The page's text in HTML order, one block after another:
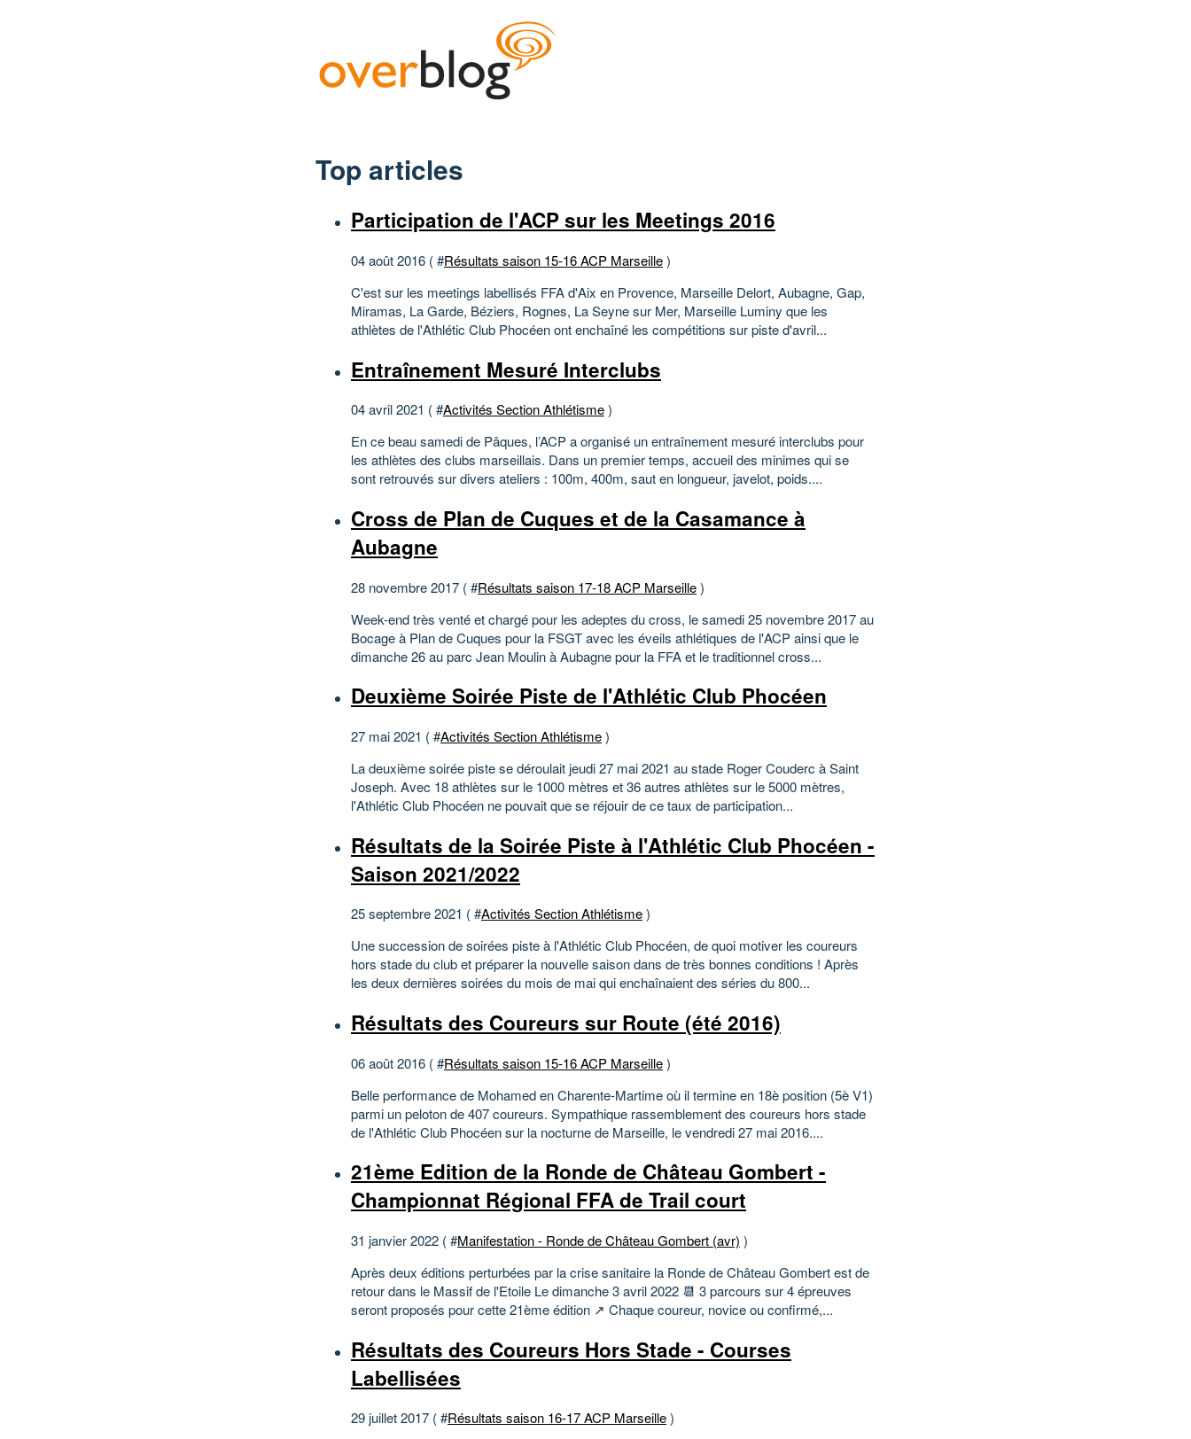
Top articles
Participation de l'ACP sur les Meetings 2016
04 août 2016 ( #Résultats saison 15-16 ACP Marseille)
C'est sur les meetings labellisés FFA d'Aix en Provence, Marseille Delort, Aubagne, Gap,
Miramas, La Garde, Béziers, Rognes, La Seyne sur Mer, Marseille Luminy que les
athlètes de l'Athlétic Club Phocéen ont enchaîné les compétitions sur piste d'avril...
Entraînement Mesuré Interclubs
04 avril 2021 ( #Activités Section Athlétisme)
En ce beau samedi de Pâques, l’ACP a organisé un entraînement mesuré interclubs pour
les athlètes des clubs marseillais. Dans un premier temps, accueil des minimes qui se
sont retrouvés sur divers ateliers : 100m, 400m, saut en longueur, javelot, poids....
Cross de Plan de Cuques et de la Casamance à
Aubagne
28 novembre 2017 ( #Résultats saison 17-18 ACP Marseille)
Week-end très venté et chargé pour les adeptes du cross, le samedi 25 novembre 2017 au
Bocage à Plan de Cuques pour la FSGT avec les éveils athlétiques de l'ACP ainsi que le
dimanche 26 au parc Jean Moulin à Aubagne pour la FFA et le traditionnel cross...
Deuxième Soirée Piste de l'Athlétic Club Phocéen
27 mai 2021 ( #Activités Section Athlétisme)
La deuxième soirée piste se déroulait jeudi 27 mai 2021 au stade Roger Couderc à Saint
Joseph. Avec 18 athlètes sur le 1000 mètres et 36 autres athlètes sur le 5000 mètres,
l'Athlétic Club Phocéen ne pouvait que se réjouir de ce taux de participation...
Résultats de la Soirée Piste à l'Athlétic Club Phocéen -
Saison 2021/2022
25 septembre 2021 ( #Activités Section Athlétisme)
Une succession de soirées piste à l'Athlétic Club Phocéen, de quoi motiver les coureurs
hors stade du club et préparer la nouvelle saison dans de très bonnes conditions ! Après
les deux dernières soirées du mois de mai qui enchaînaient des séries du 800...
Résultats des Coureurs sur Route (été 2016)
06 août 2016 ( #Résultats saison 15-16 ACP Marseille)
Belle performance de Mohamed en Charente-Martime où il termine en 18è position (5è V1)
parmi un peloton de 407 coureurs. Sympathique rassemblement des coureurs hors stade
de l'Athlétic Club Phocéen sur la nocturne de Marseille, le vendredi 27 mai 2016....
21ème Edition de la Ronde de Château Gombert -
Championnat Régional FFA de Trail court
31 janvier 2022 ( #Manifestation - Ronde de Château Gombert (avr) )
Après deux éditions perturbées par la crise sanitaire la Ronde de Château Gombert est de
retour dans le Massif de l'Etoile Le dimanche 3 avril 2022 📆 3 parcours sur 4 épreuves
seront proposés pour cette 21ème édition ↗️ Chaque coureur, novice ou confirmé,...
Résultats des Coureurs Hors Stade - Courses
Labellisées
29 juillet 2017 ( #Résultats saison 16-17 ACP Marseille)